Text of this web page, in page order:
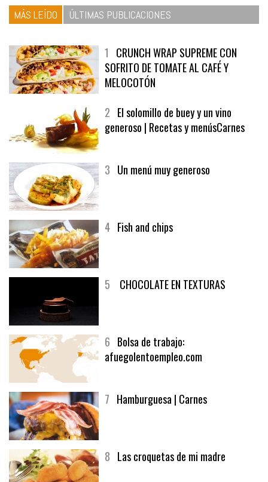
MÁS LEÍDO ÚLTIMAS PUBLICACIONES
1 CRUNCH WRAP SUPREME CON
SOFRITO DE TOMATE AL CAFÉ Y
MELOCOTÓN
2 El solomillo de buey y un vino
generoso | Recetas y menúsCarnes
3 Un menú muy generoso
4 Fish and chips
5 CHOCOLATE EN TEXTURAS
6 Bolsa de trabajo:
afuegolentoempleo.com
7 Hamburguesa | Carnes
8 Las croquetas de mi madre